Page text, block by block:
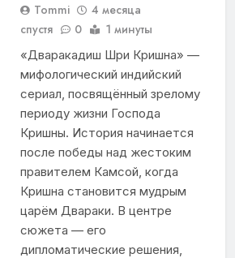
Tommi
4 месяца
спустя
0 1 минуты
«Дваракaдиш Шри Кришна» —
мифологический индийский
сериал, посвящённый зрелому
периоду жизни Господа
Кришны. История начинается
после победы над жестоким
правителем Камсой, когда
Кришна становится мудрым
царём Двараки. В центре
сюжета — его
дипломатические решения,